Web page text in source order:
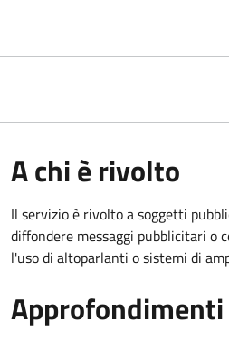
A chi è rivolto
Il servizio è rivolto a soggetti
diffondere messaggi pubblicitari o
l'uso di altoparlanti o sistemi di
Approfondimenti